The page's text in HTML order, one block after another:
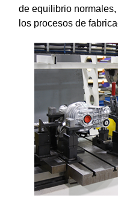
de equilibrio
los procesos de